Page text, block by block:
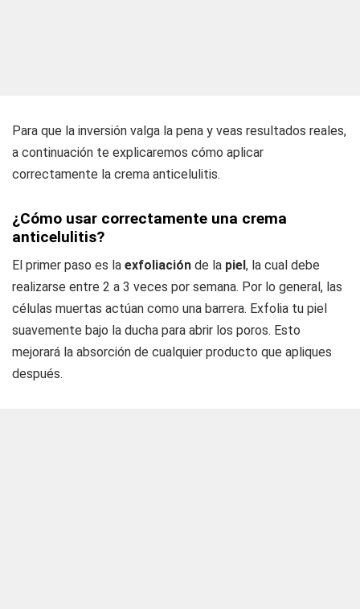
Para que la inversión valga la pena y veas resultados reales,
a continuación te explicaremos cómo aplicar
correctamente la crema anticelulitis.
¿Cómo usar correctamente una crema
anticelulitis?
El primer paso es la exfoliación de la piel, la cual debe
realizarse entre 2 a 3 veces por semana. Por lo general, las
células muertas actúan como una barrera. Exfolia tu piel
suavemente bajo la ducha para abrir los poros. Esto
mejorará la absorción de cualquier producto que apliques
después.